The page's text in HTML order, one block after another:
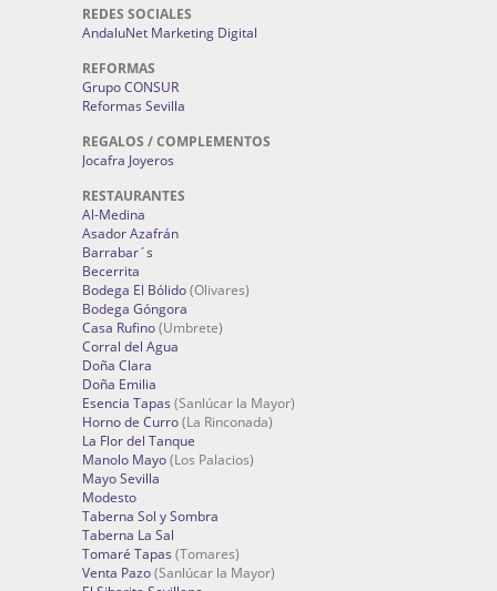
REDES SOCIALES
AndaluNet Marketing Digital
REFORMAS
Grupo CONSUR
Reformas Sevilla
REGALOS / COMPLEMENTOS
Jocafra Joyeros
RESTAURANTES
Al-Medina
Asador Azafrán
Barrabar´s
Becerrita
Bodega El Bólido(Olivares)
Bodega Góngora
Casa Rufino(Umbrete)
Corral del Agua
Doña Clara
Doña Emilia
Esencia Tapas (Sanlúcar la Mayor)
Horno de Curro(La Rinconada)
La Flor del Tanque
Manolo Mayo(Los Palacios)
Mayo Sevilla
Modesto
Taberna Sol y Sombra
Taberna La Sal
Tomaré Tapas (Tomares)
Venta Pazo(Sanlúcar la Mayor)